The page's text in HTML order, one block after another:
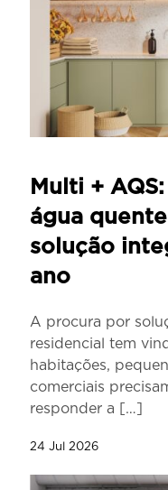
Multi +
água
solução
ano
A procura por
residencial tem
habitações,
comerciais
responder a […]
24 Jul 2026